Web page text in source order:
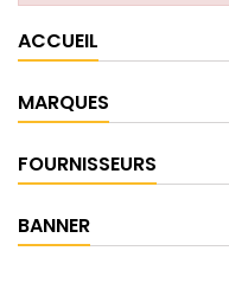
ACCUEIL
MARQUES
FOURNISSEURS
BANNER